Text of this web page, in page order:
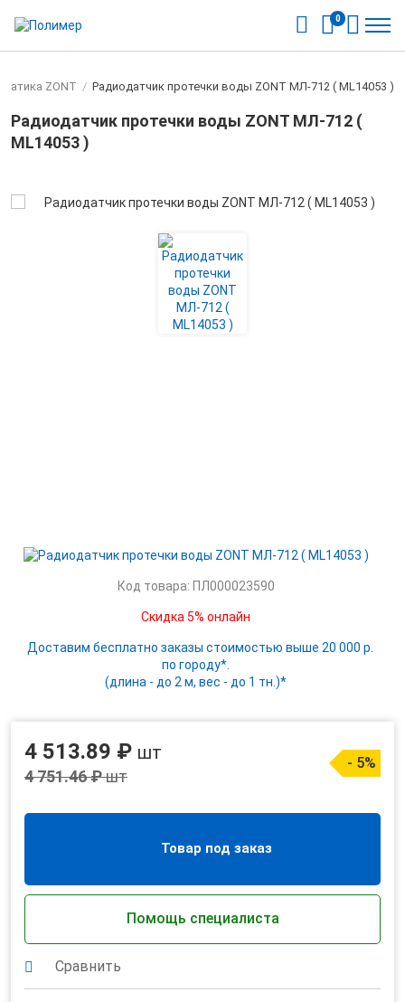
0
ZONT / Радиодатчик протечки воды ZONT МЛ-712 ( ML14053 )
Радиодатчик протечки воды ZONT МЛ-712 (
ML14053 )
Код товара: ПЛ000023590
Скидка 5% онлайн
Доставим бесплатно заказы стоимостью выше 20 000 р.
по городу*.
(длина - до 2 м, вес - до 1 тн.)*
4 513.89 ₽ шт
4 751.46 ₽шт
- 5%
Товар под заказ
Помощь специалиста
Сравнить